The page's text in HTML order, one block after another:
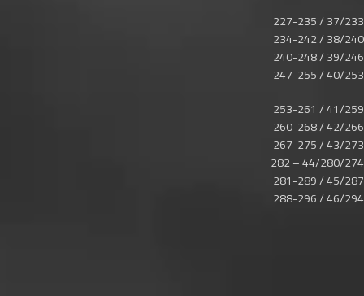
37/233 / 227-235
38/240 / 234-242
39/246 / 240-248
40/253 / 247-255
41/259 / 253-261
42/266 / 260-268
43/273 / 267-275
44/280/274 – 282
45/287 / 281-289
46/294 / 288-296